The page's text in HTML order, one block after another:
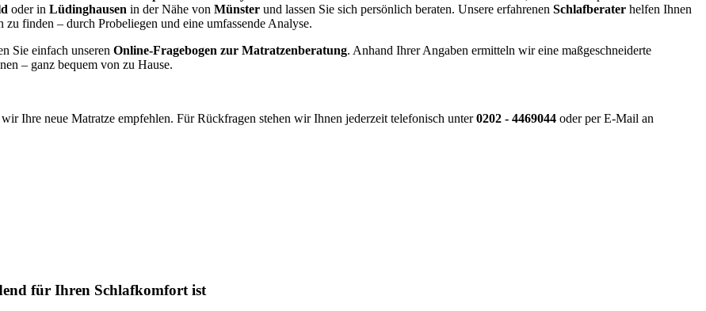
oder in Lüdinghausen in der Nähe von Münster und lassen Sie sich persönlich beraten. Unsere erfahrenen Schlafberater helfen Ihnen
finden – durch Probeliegen und eine umfassende Analyse.
Sie einfach unseren Online-Fragebogen zur Matratzenberatung. Anhand Ihrer Angaben ermitteln wir eine maßgeschneiderte
– ganz bequem von zu Hause.
Ihre neue Matratze empfehlen. Für Rückfragen stehen wir Ihnen jederzeit telefonisch unter0202 - 4469044 oder per E-Mail an
für Ihren Schlafkomfort ist